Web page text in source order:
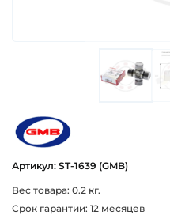
Артикул: ST-1639 (GMB)
Вес товара: 0.2 кг.
Срок гарантии: 12 месяцев